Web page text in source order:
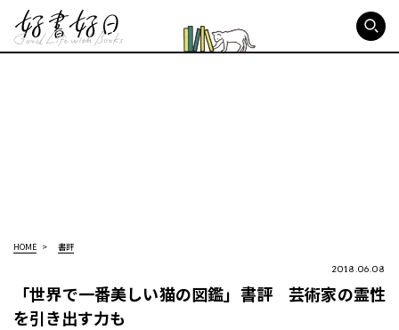
HOME 書評
2018.06.08
「世界で一番美しい猫の図鑑」書評 芸術家の霊性
を引き出す力も